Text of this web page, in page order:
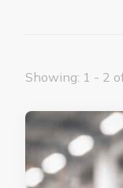
Showing: 1 - 2